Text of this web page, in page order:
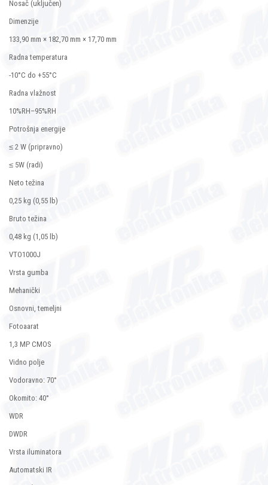
Nosač (uključen)
Dimenzije
133,90 mm × 182,70 mm × 17,70 mm
Radna temperatura
-10°C do +55°C
Radna vlažnost
10%RH–95%RH
Potrošnja energije
≤ 2 W (pripravno)
≤ 5W (radi)
Neto težina
0,25 kg (0,55 lb)
Bruto težina
0,48 kg (1,05 lb)
VTO1000J
Vrsta gumba
Mehanički
Osnovni, temeljni
Fotoaarat
1,3 MP CMOS
Vidno polje
Vodoravno: 70°
Okomito: 40°
WDR
DWDR
Vrsta iluminatora
Automatski IR